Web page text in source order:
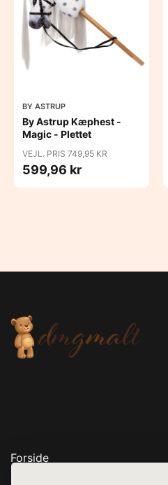
BY ASTRUP
By Astrup Kæphest -
Magic - Plettet
VEJL. PRIS 749,95 KR
599,96 kr
Forside